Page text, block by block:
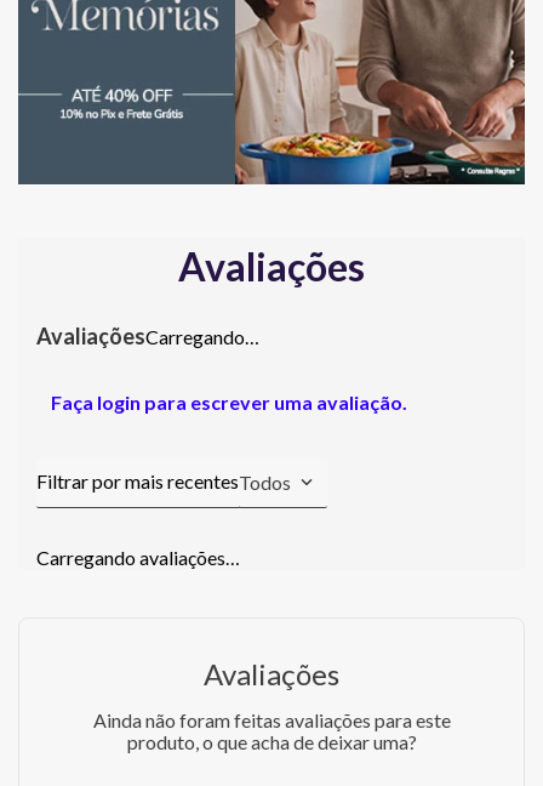
Avaliações
Carregando…
Faça login para escrever uma avaliação.
Todos
Carregando avaliações…
Avaliações
Ainda não foram feitas avaliações para este
produto, o que acha de deixar uma?